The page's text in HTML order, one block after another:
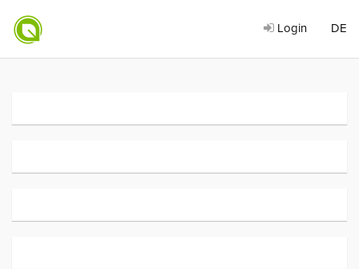
Login DE